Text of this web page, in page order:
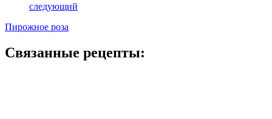
следующий
Пирожное роза
Связанные рецепты: